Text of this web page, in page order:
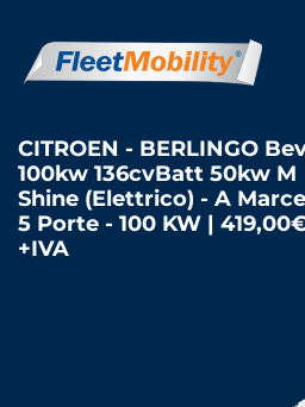
CITROEN - BERLINGO
100kw 136cvBatt 50kw M
Shine (Elettrico) - A
5 Porte - 100 KW |
+IVA